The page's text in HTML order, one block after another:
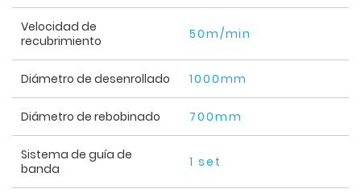
Velocidad de
recubrimiento
50m/min
Diámetro de desenrollado 1000mm
Diámetro de rebobinado 700mm
Sistema de guía de
banda
1 set